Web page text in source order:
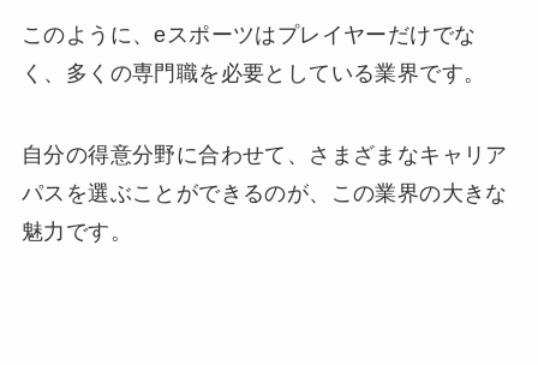
このように、eスポーツはプレイヤーだけでな
く、多くの専門職を必要としている業界です。
自分の得意分野に合わせて、さまざまなキャリア
パスを選ぶことができるのが、この業界の大きな
魅力です。